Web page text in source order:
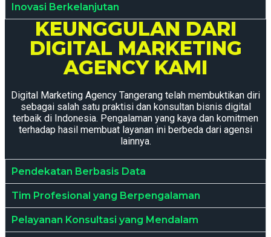
Inovasi Berkelanjutan
KEUNGGULAN DARI
DIGITAL MARKETING
AGENCY KAMI
Digital Marketing Agency Tangerang telah membuktikan diri
sebagai salah satu praktisi dan konsultan bisnis digital
terbaik di Indonesia. Pengalaman yang kaya dan komitmen
terhadap hasil membuat layanan ini berbeda dari agensi
lainnya.
Pendekatan Berbasis Data
Tim Profesional yang Berpengalaman
Pelayanan Konsultasi yang Mendalam